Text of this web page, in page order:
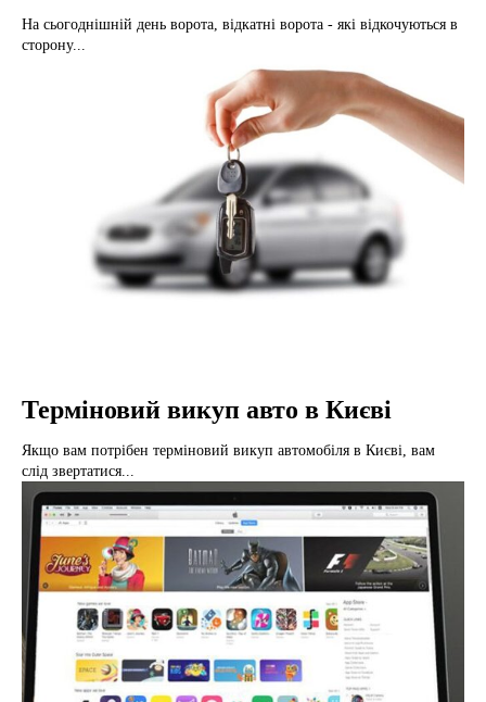
На сьогоднішній день ворота, відкатні ворота - які відкочуються в
сторону...
Терміновий викуп авто в Києві
Якщо вам потрібен терміновий викуп автомобіля в Києві, вам
слід звертатися...